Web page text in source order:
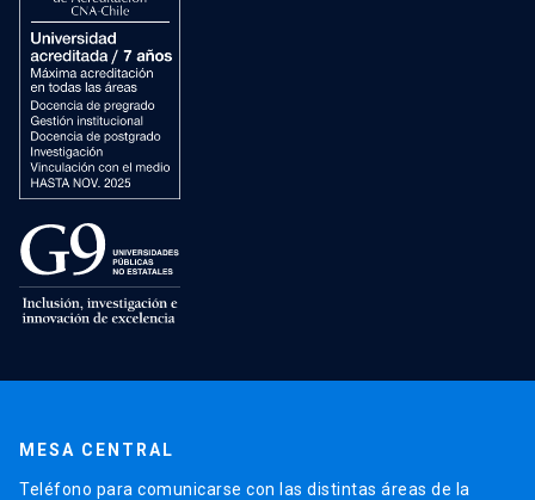
MESA CENTRAL
Teléfono para comunicarse con las distintas áreas de la